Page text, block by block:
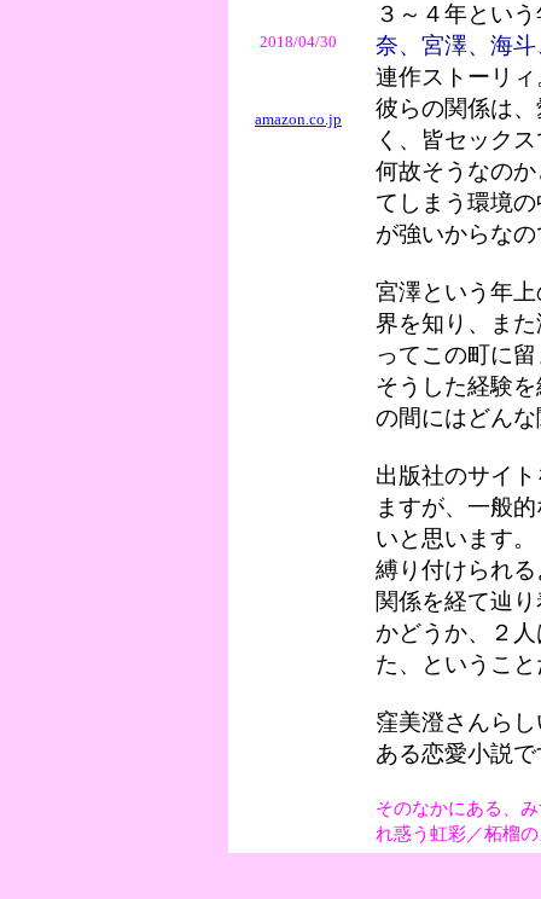
2018/04/30
amazon.co.jp
３～４年とい
奈、宮澤、海
連作ストーリィ
彼らの関係は
く、皆セック
何故そうなの
てしまう環境
が強いからな
宮澤という年
界を知り、ま
ってこの町に
そうした経験
の間にはどん
出版社のサイ
ますが、一般
いと思います。
縛り付けられ
関係を経て辿
かどうか、２
た、というこ
窪美澄さんら
ある恋愛小説
そのなかにある、
れ惑う虹彩／柘榴